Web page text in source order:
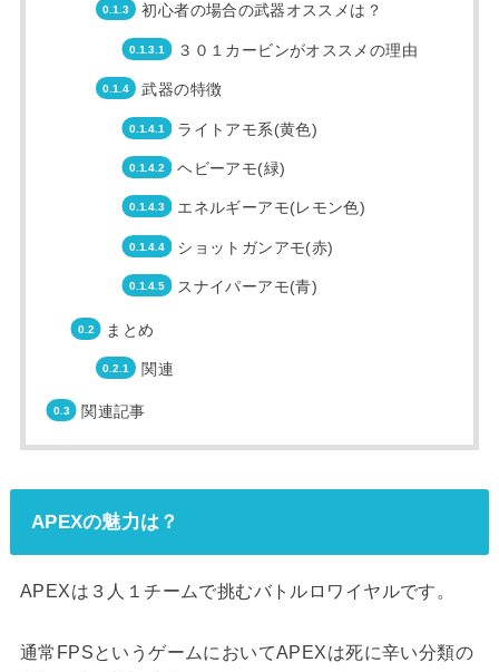
初心者の場合の武器オススメは？
３０１カービンがオススメの理由
武器の特徴
ライトアモ系(黄色)
ヘビーアモ(緑)
エネルギーアモ(レモン色)
ショットガンアモ(赤)
スナイパーアモ(青)
まとめ
関連
関連記事
APEXの魅力は？
APEXは３人１チームで挑むバトルロワイヤルです。
通常FPSというゲームにおいてAPEXは死に辛い分類の